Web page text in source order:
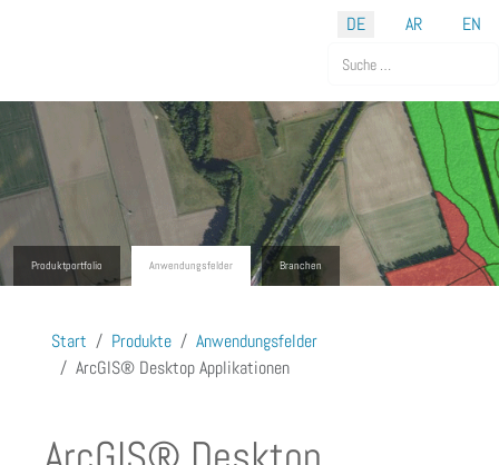
DE AR
EN
Produktportfolio Anwendungsfelder Branchen
Start Produkte
Anwendungsfelder
ArcGIS® Desktop Applikationen